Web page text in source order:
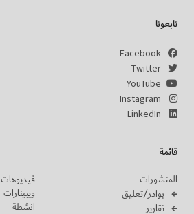
تابعونا
Facebook
Twitter
YouTube
Instagram
LinkedIn
قائمة
المنشورات
بوادر/تعليق
تقارير
فيديوهات
ويبينارات
انشطة